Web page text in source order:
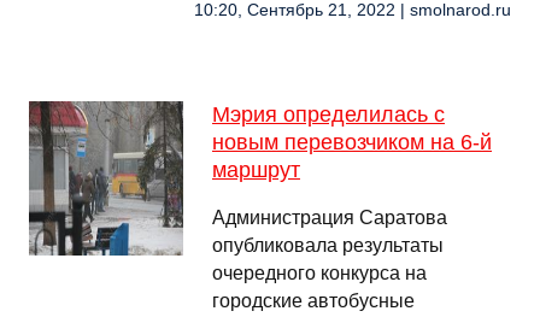
10:20, Сентябрь 21, 2022 | smolnarod.ru
Мэрия определилась с
новым перевозчиком на 6-й
маршрут
Администрация Саратова
опубликовала результаты
очередного конкурса на
городские автобусные